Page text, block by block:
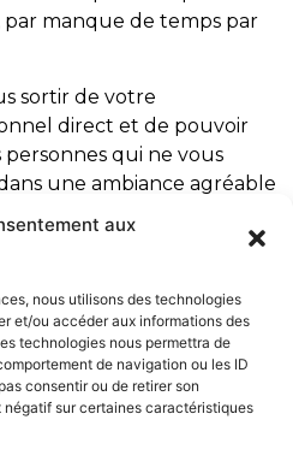
aux
nous utilisons des technologies
et/ou accéder aux informations des
technologies nous permettra de
de navigation ou les ID
consentir ou de retirer son
sur certaines caractéristiques
manque de temps par
sortir de votre
direct et de pouvoir
personnes qui ne vous
une ambiance agréable
surles stores